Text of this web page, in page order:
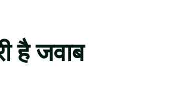
है जवाब